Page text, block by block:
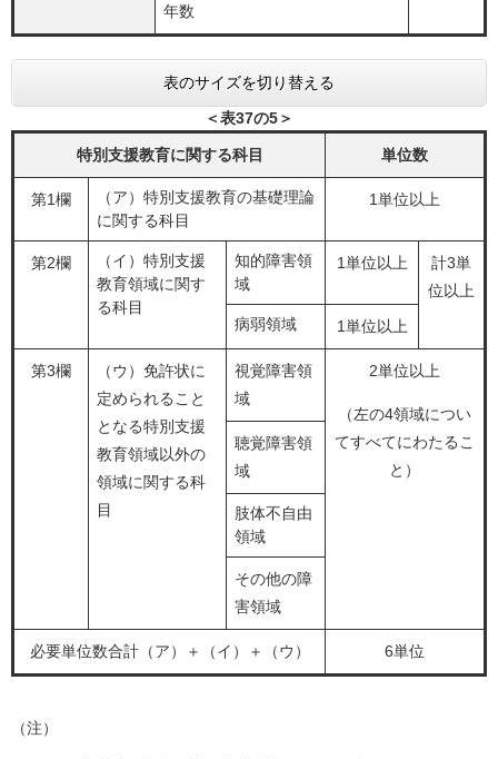
年数
表のサイズを切り替える
＜表37の5＞
特別支援教育に関する科目 単位数
第1欄
（ア）特別支援教育の基礎理論
に関する科目
1単位以上
第2欄
（イ）特別支援
教育領域に関す
る科目
知的障害領
域
1単位以上
計3単
位以上
病弱領域
1単位以上
第3欄
（ウ）免許状に
定められること
となる特別支援
教育領域以外の
領域に関する科
目
視覚障害領
域
2単位以上
（左の4領域につい
てすべてにわたるこ
と）
聴覚障害領
域
肢体不自由
領域
その他の障
害領域
必要単位数合計（ア）＋（イ）＋（ウ） 6単位
（注）